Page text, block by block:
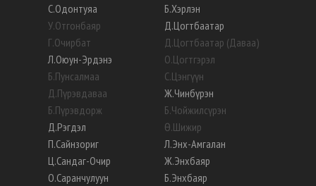
С.Одонтуяа
У.Отгонбаяр
Г.Очирбат
Л.Оюун-Эрдэнэ
Б.Пунсалмаа
Д.Пүрэвдаваа
Б.Пүрэвдорж
Д.Рэгдэл
П.Сайнзориг
Ц.Сандаг-Очир
О.Саранчулуун
Б.Хэрлэн
Д.Цогтбаатар
Д.Цогтбаатар (Даваа)
О.Цогтгэрэл
С.Цэнгүүн
Ж.Чинбүрэн
Б.Чойжилсүрэн
Ө.Шижир
Л.Энх-Амгалан
Ж.Энхбаяр
Б.Энхбаяр